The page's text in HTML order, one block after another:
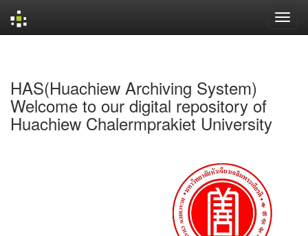
HAS(Huachiew Archiving System)
Welcome to our digital repository of
Huachiew Chalermprakiet University